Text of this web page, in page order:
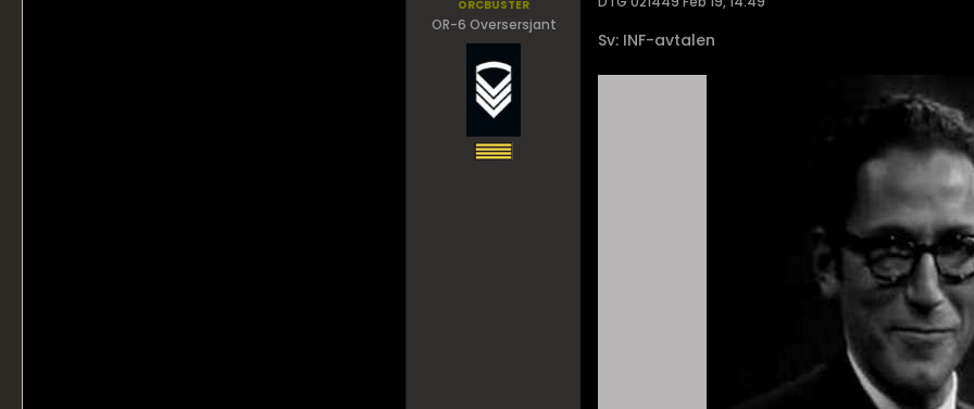
OR-6 Oversersjant
Sv: INF-avtalen